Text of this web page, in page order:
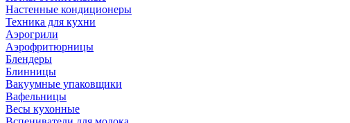
Настенные кондиционеры
Техника для кухни
Аэрогрили
Аэрофритюрницы
Блендеры
Блинницы
Вакуумные упаковщики
Вафельницы
Весы кухонные